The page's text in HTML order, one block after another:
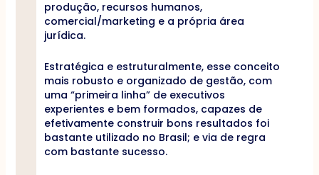
produção, recursos humanos,
comercial/marketing e a própria área
jurídica.
Estratégica e estruturalmente, esse conceito
mais robusto e organizado de gestão, com
uma “primeira linha” de executivos
experientes e bem formados, capazes de
efetivamente construir bons resultados foi
bastante utilizado no Brasil; e via de regra
com bastante sucesso.